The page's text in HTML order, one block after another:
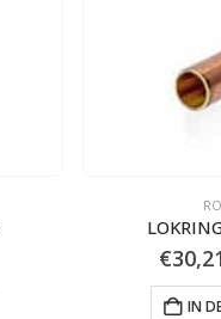
€
IN